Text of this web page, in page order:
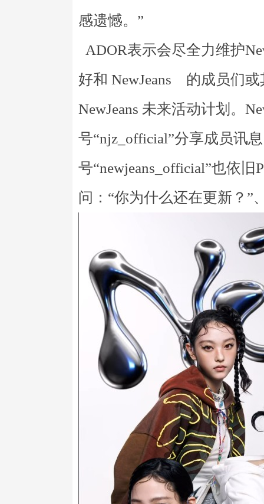
感遗憾。”
ADOR表示会尽全力维护
好和 NewJeans 的成员们
NewJeans 未来活动计划。
号“njz_official”分享成员讯
号“newjeans_official”也依
问：“你为什么还在更新？”